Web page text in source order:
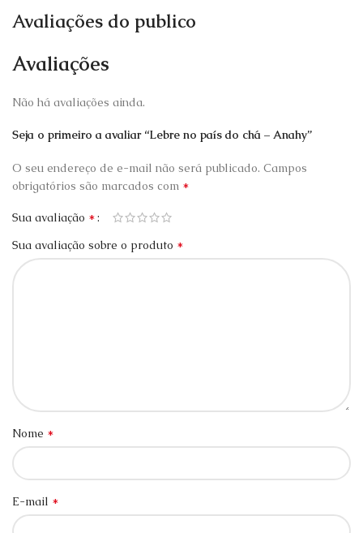
Avaliações do publico
Avaliações
Não há avaliações ainda.
Seja o primeiro a avaliar “Lebre no país do chá – Anahy”
O seu endereço de e-mail não será publicado. Campos
obrigatórios são marcados com *
Sua avaliação *
Sua avaliação sobre o produto *
Nome *
E-mail *